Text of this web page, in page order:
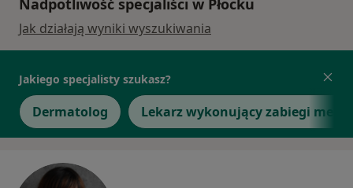
Nadpotliwość specjaliści w Płocku
Jak działają wyniki wyszukiwania
Jakiego specjalisty szukasz?
Dermatolog Lekarz wykonujący zabiegi